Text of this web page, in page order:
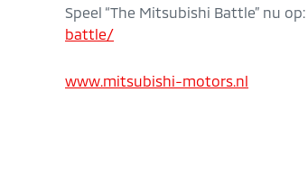
Speel “The Mitsubishi Battle” nu op:
battle/
www.mitsubishi-motors.nl